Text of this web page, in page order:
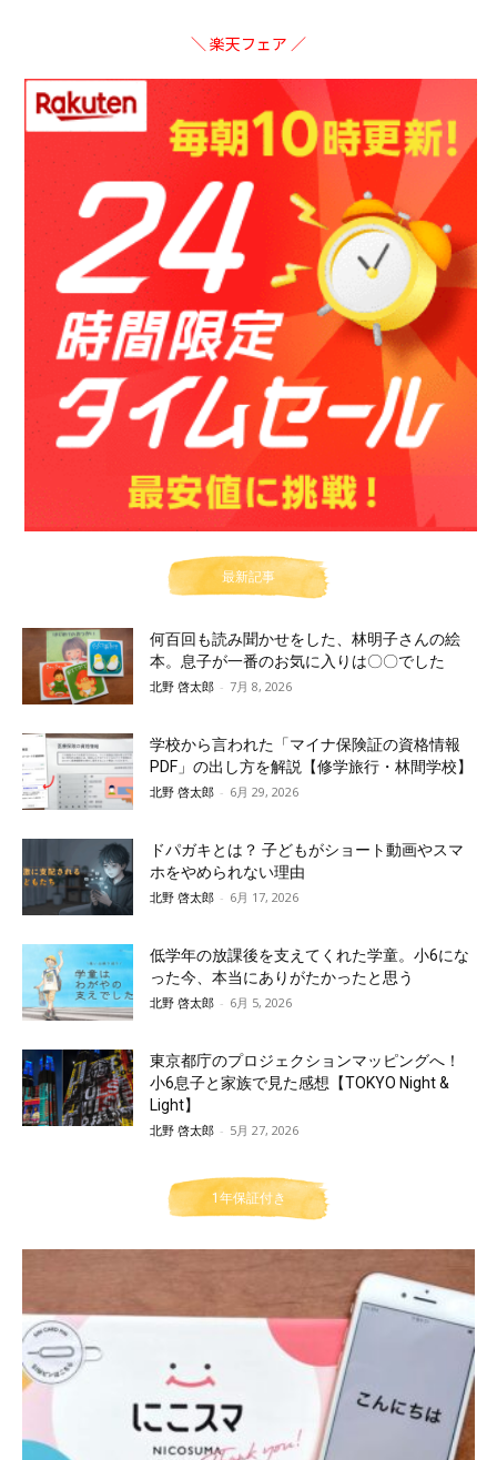
＼ 楽天フェア ／
最新記事
何百回も読み聞かせをした、林明子さんの絵
本。息子が一番のお気に入りは〇〇でした
北野 啓太郎 - 7月 8, 2026
学校から言われた「マイナ保険証の資格情報
PDF」の出し方を解説【修学旅行・林間学校】
北野 啓太郎 - 6月 29, 2026
ドパガキとは？ 子どもがショート動画やスマ
ホをやめられない理由
北野 啓太郎 - 6月 17, 2026
低学年の放課後を支えてくれた学童。小6にな
った今、本当にありがたかったと思う
北野 啓太郎 - 6月 5, 2026
東京都庁のプロジェクションマッピングへ！
小6息子と家族で見た感想【TOKYO Night &
Light】
北野 啓太郎 - 5月 27, 2026
1年保証付き